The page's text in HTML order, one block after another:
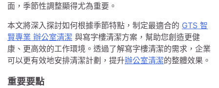
面，季節性調整顯得尤為重要。
本文將深入探討如何根據季節特點，制定最適合的 GTS 智
賢專業 辦公室清潔 與寫字樓清潔方案，幫助您創造更健
康、更高效的工作環境。透過了解寫字樓清潔的需求，企業
可以更有效地安排清潔計劃，提升辦公室清潔的整體效果。
重要要點